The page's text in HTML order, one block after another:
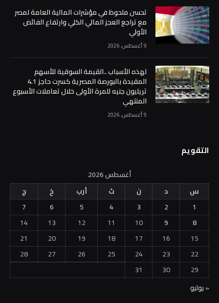
تحسن ملحوظ في مؤشرات المالية العامة لمصر
مع تراجع العجز المالي الكلي وارتفاع الفائض
الأولي
9 أغسطس، 2026
لهذه الأسباب ..القيمة السوقية للأسهم
المقيدة بالبورصة المصرية كسرت حاجز 4.1
تريليون جنيه للمرة الأولى خلال تعاملات الأسبوع
المنتهي
9 أغسطس، 2026
التقويم
أغسطس 2026
س
د ن ث أرب خ
ج
1
2
3
4
5
6
7
8
9
10
11
12
13
14
15
16
17
18
19
20
21
22
23
24
25
26
27
28
29
30
31
« يوليو